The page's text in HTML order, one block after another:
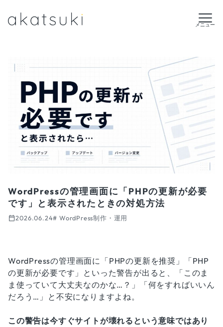
メニュー
WordPressの管理画面に「PHPの更新が必要
です」と表示されたときの対処方法
投稿日:
2026.06.24# WordPress制作・運用
WordPressの管理画面に「PHPの更新を推奨」「PHP
の更新が必要です」といった警告が出ると、「このま
ま使っていて大丈夫なのかな…？」「何をすればいいん
だろう…」と不安になりますよね。
この警告は今すぐサイトが壊れるという意味ではあり